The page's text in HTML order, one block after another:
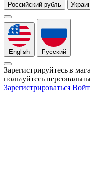
Российский рубль
English Русский
Зарегистрируйтесь в
пользуйтесь
Зарегистрироваться